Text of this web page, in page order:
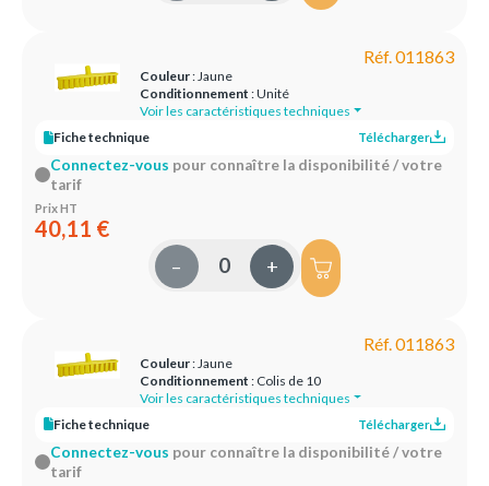
Réf. 011863
Couleur: Jaune
Conditionnement : Unité
Voir les caractéristiques techniques
Fiche technique
Télécharger
Connectez-vous pour connaître la disponibilité / votre
tarif
Prix HT
40,11 €
– +
Réf. 011863
Couleur: Jaune
Conditionnement : Colis de 10
Voir les caractéristiques techniques
Fiche technique
Télécharger
Connectez-vous pour connaître la disponibilité / votre
tarif